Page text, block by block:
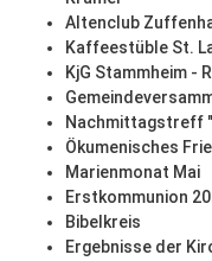
Altenclub
Kaffeestüble St.
KjG Stammheim -
Nachmittagstreff
Ökumenisches
Marienmonat Mai
Erstkommunion
Bibelkreis
Ergebnisse der